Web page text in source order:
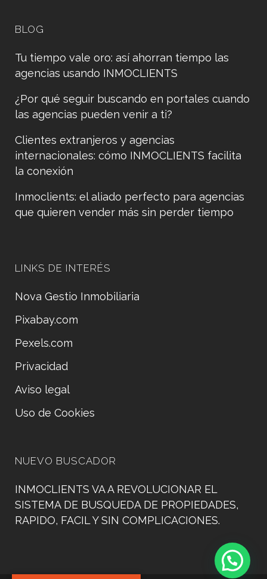
BLOG
Tu tiempo vale oro: así ahorran tiempo las
agencias usando INMOCLIENTS
¿Por qué seguir buscando en portales cuando
las agencias pueden venir a ti?
Clientes extranjeros y agencias
internacionales: cómo INMOCLIENTS facilita
la conexión
Inmoclients: el aliado perfecto para agencias
que quieren vender más sin perder tiempo
LINKS DE INTERÉS
Nova Gestio Inmobiliaria
Pixabay.com
Pexels.com
Privacidad
Aviso legal
Uso de Cookies
NUEVO BUSCADOR
INMOCLIENTS VA A REVOLUCIONAR EL
SISTEMA DE BUSQUEDA DE PROPIEDADES,
RAPIDO, FACIL Y SIN COMPLICACIONES.